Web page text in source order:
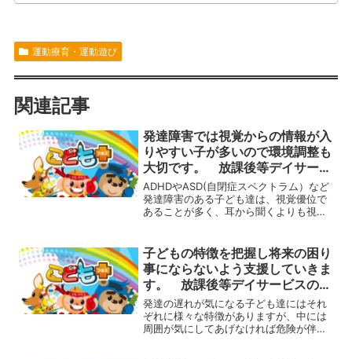
運動療育・運動遊び
関連記事
発達障害では視覚からの情報が入
りやすい子が多いので環境調整も
大切です。 放課後等デイサービ
スの運動療育プログラム
ADHDやASD(自閉症スペクトラム）など
発達障害のある子ども達は、視覚優位で
あることが多く、耳から聞くよりも視覚
で目に見えるもの全てが刺激になってし
まうことがあります...
子どもの特徴を把握し将来の困り
事にならないよう支援していきま
す。 放課後等デイサービスの運
動療育プログラム
発達の遅れが気になる子ども達にはそれ
ぞれに様々な特徴がありますが、中には
周囲が気にしてあげなければ危険が伴う